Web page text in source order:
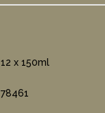
12 x 150ml
78461